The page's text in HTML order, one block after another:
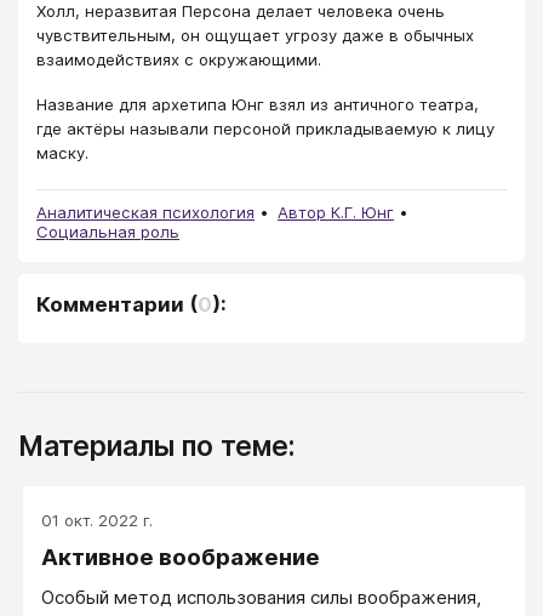
Холл, неразвитая Персона делает человека очень
чувствительным, он ощущает угрозу даже в обычных
взаимодействиях с окружающими.
Название для архетипа Юнг взял из античного театра,
где актёры называли персоной прикладываемую к лицу
маску.
Аналитическая психология
Автор К.Г. Юнг
Социальная роль
Комментарии (0):
Материалы по теме:
01 окт. 2022 г.
Активное воображение
Особый метод использования силы воображения,